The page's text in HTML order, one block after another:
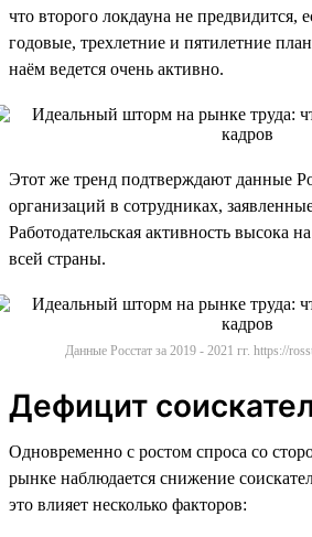
что второго локдауна не предвидится,
годовые, трехлетние и пятилетние
наём ведется очень активно.
Этот же тренд подтверждают данные
организаций в сотрудниках,
Работодательская активность высока
всей страны.
Данные Росстат за 2019 - 2021 гг. https://
Дефицит
Одновременно с ростом спроса со
рынке наблюдается снижение
это влияет несколько факторов: